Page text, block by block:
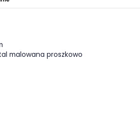
malowana proszkowo